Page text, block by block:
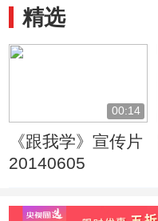
精选
00:14
《跟我学》宣传片
20140605